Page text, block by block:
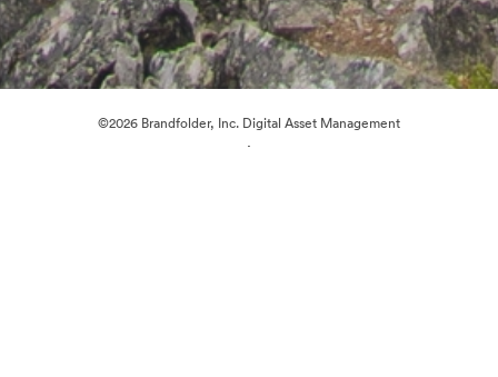
©2026 Brandfolder, Inc. Digital Asset Management
·